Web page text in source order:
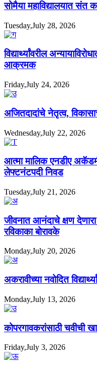
सोमैया महाविद्यालयात संत
Tuesday,July 28, 2026
विद्यार्थ्यांवरील
आक्रमक
Friday,July 24, 2026
अजितदादांचे नेतृत्व,
Wednesday,July 22, 2026
आत्मा मालिक एनडीए
लेफ्टनंटपदी निवड
Tuesday,July 21, 2026
जीवनात आनंदाचे क्षण
रविकाका बोरावके
Monday,July 20, 2026
अकरावीच्या नवोदित
Monday,July 13, 2026
कोपरगावकरांसाठी चवीची
Friday,July 3, 2026